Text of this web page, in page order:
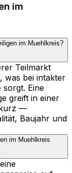
im
im Muehlkreis?
Teilmarkt
was bei intakter
sorgt. Eine
greift in einer
kurz —
Baujahr und
im Muehlkreis